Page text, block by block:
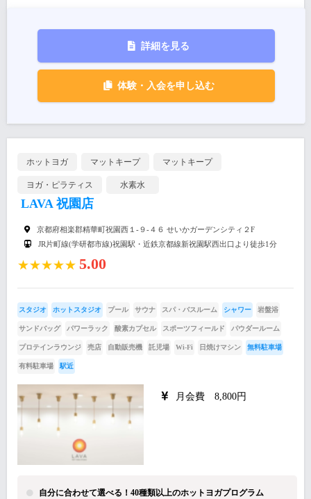
詳細を見る
体験・入会を申し込む
ホットヨガ マットキープ マットキープ
ヨガ・ピラティス 水素水
LAVA 祝園店
京都府相楽郡精華町祝園西１-９-４６ せいかガーデンシティ２F
JR片町線(学研都市線)祝園駅・近鉄京都線新祝園駅西出口より徒歩1分
★★★★★ 5.00
スタジオ ホットスタジオ プール サウナ スパ・バスルーム シャワー 岩盤浴
サンドバッグ パワーラック 酸素カプセル スポーツフィールド パウダールーム
プロテインラウンジ 売店 自動販売機 託児場 Wi-Fi 日焼けマシン 無料駐車場
有料駐車場 駅近
月会費 8,800円
自分に合わせて選べる！40種類以上のホットヨガプログラム